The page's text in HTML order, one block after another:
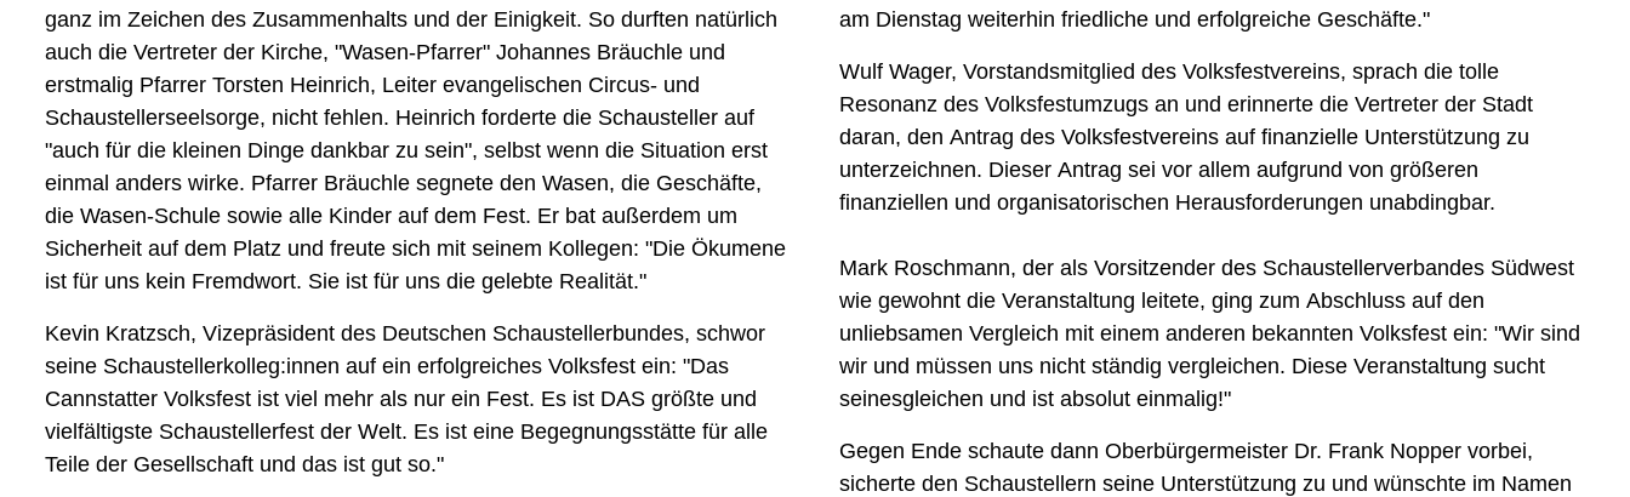
ganz im Zeichen des Zusammenhalts und der Einigkeit. So durften natürlich
auch die Vertreter der Kirche, "Wasen-Pfarrer" Johannes Bräuchle und
erstmalig Pfarrer Torsten Heinrich, Leiter evangelischen Circus- und
Schaustellerseelsorge, nicht fehlen. Heinrich forderte die Schausteller auf
"auch für die kleinen Dinge dankbar zu sein", selbst wenn die Situation erst
einmal anders wirke. Pfarrer Bräuchle segnete den Wasen, die Geschäfte,
die Wasen-Schule sowie alle Kinder auf dem Fest. Er bat außerdem um
Sicherheit auf dem Platz und freute sich mit seinem Kollegen: "Die Ökumene
ist für uns kein Fremdwort. Sie ist für uns die gelebte Realität."
Kevin Kratzsch, Vizepräsident des Deutschen Schaustellerbundes, schwor
seine Schaustellerkolleg:innen auf ein erfolgreiches Volksfest ein: "Das
Cannstatter Volksfest ist viel mehr als nur ein Fest. Es ist DAS größte und
vielfältigste Schaustellerfest der Welt. Es ist eine Begegnungsstätte für alle
Teile der Gesellschaft und das ist gut so."
am Dienstag weiterhin friedliche und erfolgreiche Geschäfte."
Wulf Wager, Vorstandsmitglied des Volksfestvereins, sprach die tolle
Resonanz des Volksfestumzugs an und erinnerte die Vertreter der Stadt
daran, den Antrag des Volksfestvereins auf finanzielle Unterstützung zu
unterzeichnen. Dieser Antrag sei vor allem aufgrund von größeren
finanziellen und organisatorischen Herausforderungen unabdingbar.
Mark Roschmann, der als Vorsitzender des Schaustellerverbandes Südwest
wie gewohnt die Veranstaltung leitete, ging zum Abschluss auf den
unliebsamen Vergleich mit einem anderen bekannten Volksfest ein: "Wir sind
wir und müssen uns nicht ständig vergleichen. Diese Veranstaltung sucht
seinesgleichen und ist absolut einmalig!"
Gegen Ende schaute dann Oberbürgermeister Dr. Frank Nopper vorbei,
sicherte den Schaustellern seine Unterstützung zu und wünschte im Namen